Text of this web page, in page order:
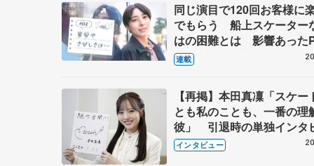
同じ演目で120回お客様に
でもらう 船上スケーター
はの困難とは 影響あった
キャプテン松永さんの存在
連載
【再掲】本田真凜「スケー
とも私のことも、一番の理
彼」 引退時の単独インタ
で語った競技人生や家族、
これからの夢…
インタビュー